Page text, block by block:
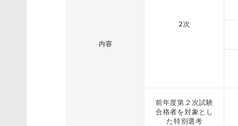
内容
2次
前年度第２次試験
合格者を対象とし
た特別選考